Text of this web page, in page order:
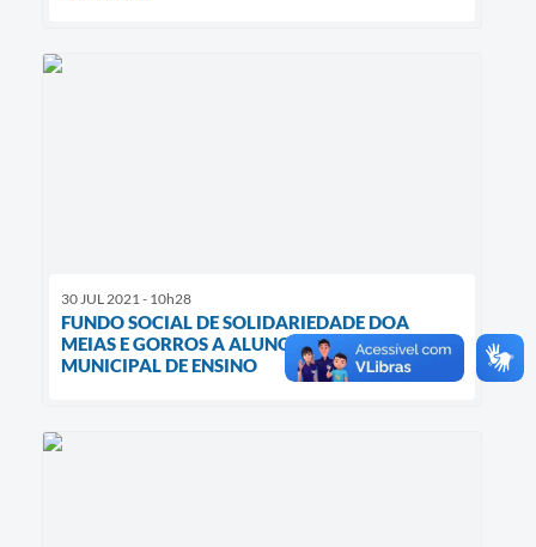
30 JUL 2021 - 10h28
FUNDO SOCIAL DE SOLIDARIEDADE DOA
MEIAS E GORROS A ALUNOS DA REDE
MUNICIPAL DE ENSINO